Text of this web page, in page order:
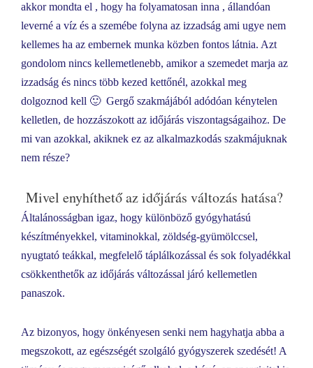
akkor mondta el , hogy ha folyamatosan inna , állandóan
leverné a víz és a szemébe folyna az izzadság ami ugye nem
kellemes ha az embernek munka közben fontos látnia. Azt
gondolom nincs kellemetlenebb, amikor a szemedet marja az
izzadság és nincs több kezed kettőnél, azokkal meg
dolgoznod kell 🙂 Gergő szakmájából adódóan kénytelen
kelletlen, de hozzászokott az időjárás viszontagságaihoz. De
mi van azokkal, akiknek ez az alkalmazkodás szakmájuknak
nem része?
Mivel enyhíthető az időjárás változás hatása?
Általánosságban igaz, hogy különböző gyógyhatású
készítményekkel, vitaminokkal, zöldség-gyümölccsel,
nyugtató teákkal, megfelelő táplálkozással és sok folyadékkal
csökkenthetők az időjárás változással járó kellemetlen
panaszok.
Az bizonyos, hogy önkényesen senki nem hagyhatja abba a
megszokott, az egészségét szolgáló gyógyszerek szedését! A